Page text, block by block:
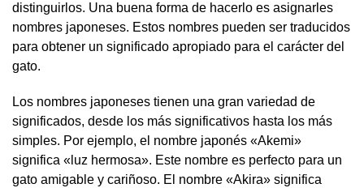
distinguirlos. Una buena forma de hacerlo es asignarles
nombres japoneses. Estos nombres pueden ser traducidos
para obtener un significado apropiado para el carácter del
gato.
Los nombres japoneses tienen una gran variedad de
significados, desde los más significativos hasta los más
simples. Por ejemplo, el nombre japonés «Akemi»
significa «luz hermosa». Este nombre es perfecto para un
gato amigable y cariñoso. El nombre «Akira» significa